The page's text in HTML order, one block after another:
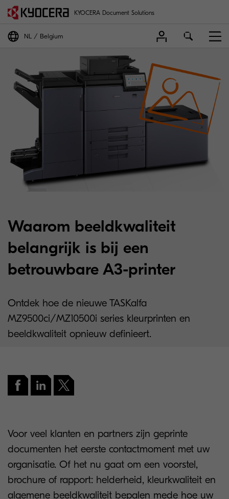
High-volume colour
KYOCERA Document Solutions
NL Belgium
Waarom beeldkwaliteit
belangrijk is bij een
betrouwbare A3-printer
Ontdek hoe de nieuwe TASKalfa
MZ9500ci/MZ10500i series kleurprinten en
beeldkwaliteit opnieuw definieert.
Voor veel klanten en partners zijn geprinte
documenten het eerste contactmoment met uw
organisatie. Of het nu gaat om een voorstel,
brochure of rapport: helderheid, kleurkwaliteit en
algemene beeldkwaliteit bepalen mede hoe uw